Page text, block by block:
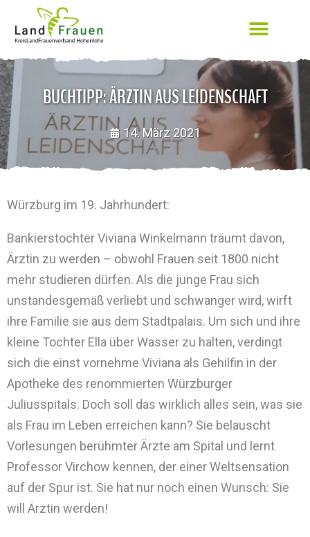
BUCHTIPP: ÄRZTIN AUS LEIDENSCHAFT
14. März 2021
Würzburg im 19. Jahrhundert:
Bankierstochter Viviana Winkelmann träumt davon,
Ärztin zu werden – obwohl Frauen seit 1800 nicht
mehr studieren dürfen. Als die junge Frau sich
unstandesgemäß verliebt und schwanger wird, wirft
ihre Familie sie aus dem Stadtpalais. Um sich und ihre
kleine Tochter Ella über Wasser zu halten, verdingt
sich die einst vornehme Viviana als Gehilfin in der
Apotheke des renommierten Würzburger
Juliusspitals. Doch soll das wirklich alles sein, was sie
als Frau im Leben erreichen kann? Sie belauscht
Vorlesungen berühmter Ärzte am Spital und lernt
Professor Virchow kennen, der einer Weltsensation
auf der Spur ist. Sie hat nur noch einen Wunsch: Sie
will Ärztin werden!